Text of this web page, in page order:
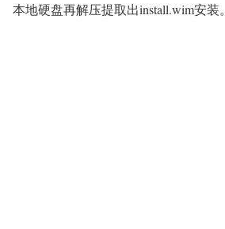
本地硬盘再解压提取出install.wim安装。